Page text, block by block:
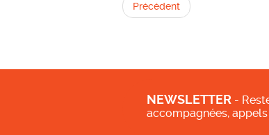
Précédent
NEWSLETTER -
accompagnées,